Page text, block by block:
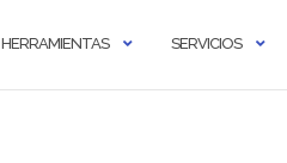
HERRAMIENTAS SERVICIOS